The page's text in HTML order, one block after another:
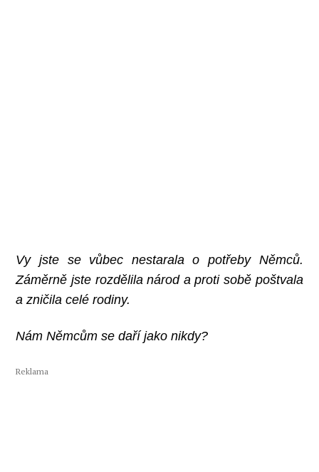
Vy jste se vůbec nestarala o potřeby Němců.
Záměrně jste rozdělila národ a proti sobě poštvala
a zničila celé rodiny.
Nám Němcům se daří jako nikdy?
Reklama